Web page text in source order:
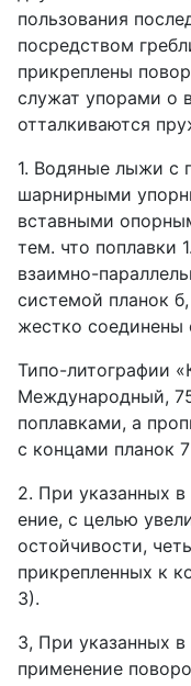
пользования
посредством
прикреплены
служат упорами о
отталкиваются
1. Водяные лыжи с
шарнирными
вставными
тем. что поплавки
взаимно-
системой планок
жестко соединены
Типо-литографии
Международный,
поплавками, а
с концами планок
2. При указанных
ение, с целью
остойчивости,
прикрепленных к
3).
3, При указанных
применение